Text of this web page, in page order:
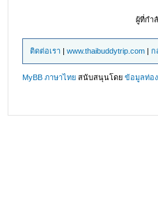
ผู้ที่กำ
ติดต่อเรา |www.thaibuddytrip.com |ก
MyBB ภาษาไทย สนับสนุนโดยข้อมูลท่อง